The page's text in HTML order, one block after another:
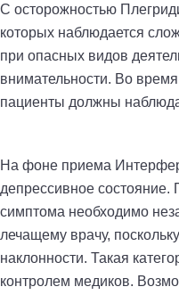
С осторожностью
которых наблюдается
при опасных видов
внимательности. Во
пациенты должны
На фоне приема
депрессивное состояние.
симптома необходимо
лечащему врачу,
наклонности. Такая
контролем медиков.